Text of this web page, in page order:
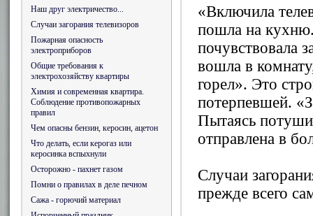
Наш друг электричество...
Случаи загорания телевизоров
Пожарная опасность
электроприборов
Общие требования к
электрохозяйству квартиры
Химия и современная квартира.
Соблюдение противопожарных
правил
Чем опасны бензин, керосин, ацетон
Что делать, если керогаз или
керосинка вспыхнули
Осторожно - пахнет газом
Помни о правилах в деле печном
Сажа - горючий материал
«Включила
пошла на
почувствовала
вошла в
горел». Это
потерпевшей.
Пытаясь
отправлена в
Случаи
прежде всего